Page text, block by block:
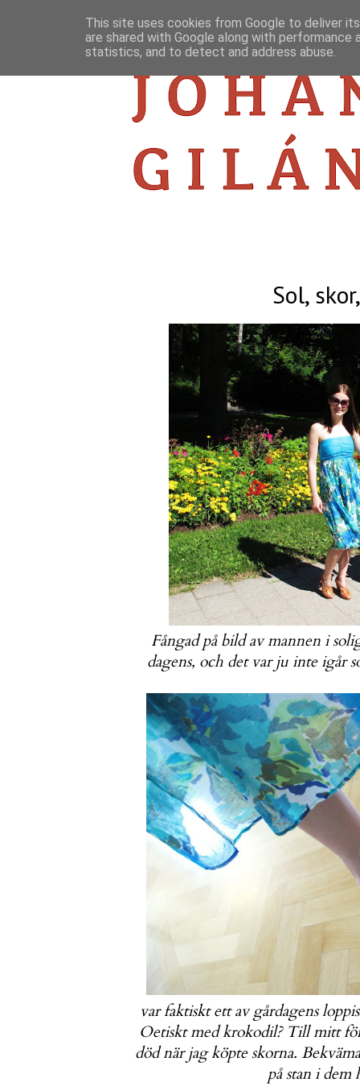
Sol,
Fångad på bild av mannen i
dagens, och det var ju inte igår
var faktiskt ett av gårdagens
Oetiskt med krokodil? Till mitt
död när jag köpte skorna.
på stan i dem
This site uses cookies from Google to deliver
are shared with Google along with
statistics, and to detect and address abuse.